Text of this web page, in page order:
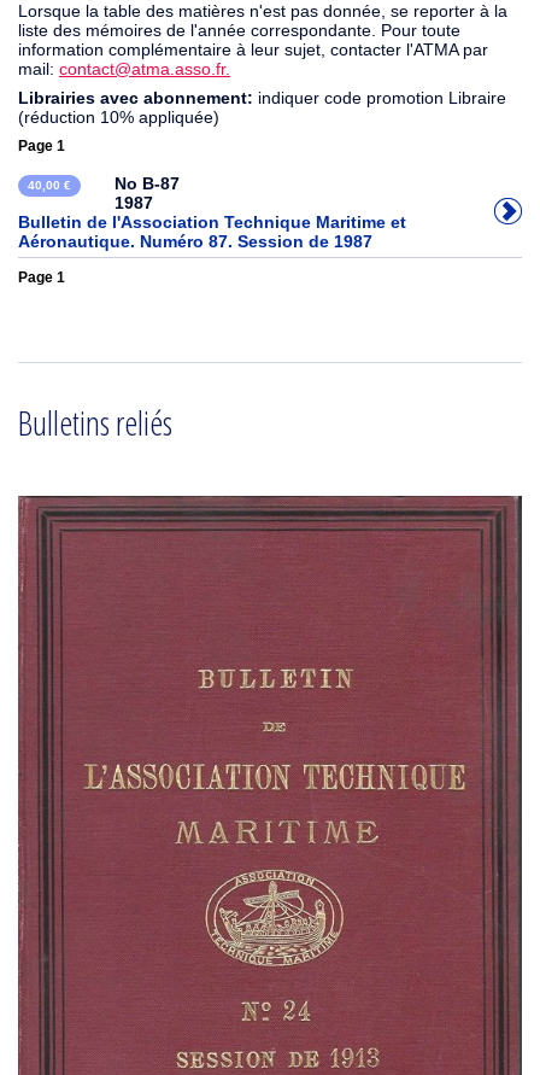
Lorsque la table des matières n'est pas donnée, se reporter à la
liste des mémoires de l'année correspondante. Pour toute
information complémentaire à leur sujet, contacter l'ATMA par
mail: contact@atma.asso.fr.
Librairies avec abonnement: indiquer code promotion Libraire
(réduction 10% appliquée)
Page 1
40,00 €
No B-87
1987
Bulletin de l'Association Technique Maritime et
Aéronautique. Numéro 87. Session de 1987
Page 1
Bulletins reliés